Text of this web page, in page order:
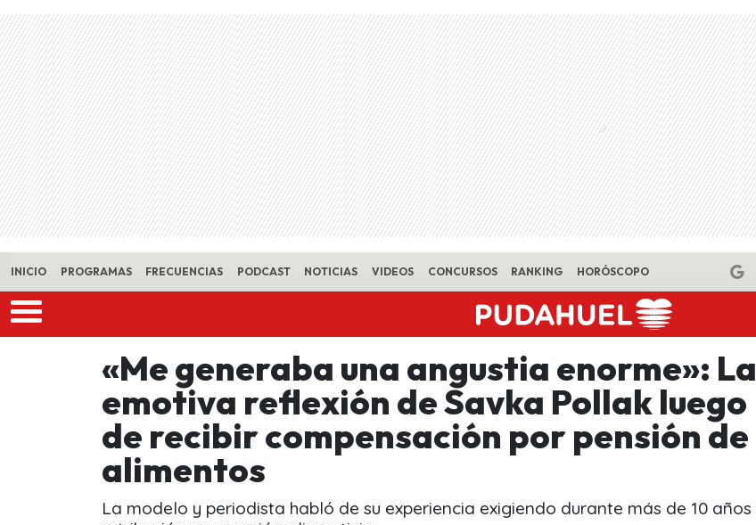
Skip to main content
INICIO PROGRAMAS FRECUENCIAS PODCAST NOTICIAS VIDEOS CONCURSOS RANKING HORÓSCOPO
«Me generaba una angustia enorme»: La
emotiva reflexión de Savka Pollak luego
de recibir compensación por pensión de
alimentos
La modelo y periodista habló de su experiencia exigiendo durante más de 10 años